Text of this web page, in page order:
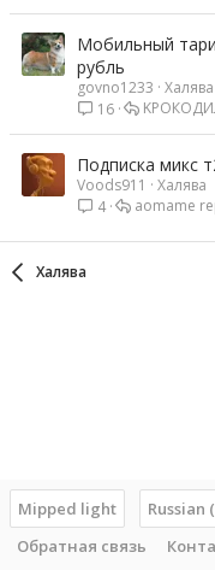
Мобильный
рубль
govno1233 Халява
16
Подписка микс
Voods911
Халява
4
aomame
Халява
Mipped light
Russian
Обратная связь